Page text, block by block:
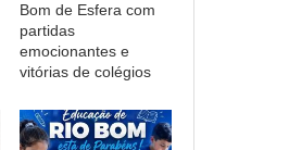
Bom de Esfera com
partidas
emocionantes e
vitórias de colégios